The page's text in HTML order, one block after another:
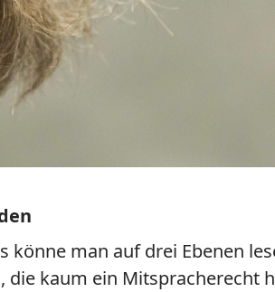
man auf drei Ebenen
die kaum ein Mitspracherecht